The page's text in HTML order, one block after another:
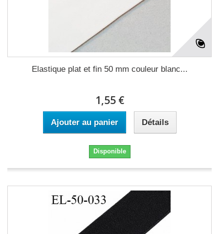
Elastique plat et fin 50 mm couleur blanc...
1,55 €
Ajouter au panier Détails
Disponible